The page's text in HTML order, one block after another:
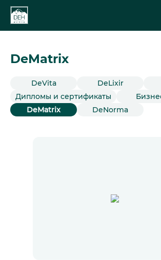
DeMatrix
DeVita DeLixir
Дипломы и сертификаты
DeMatrix
DeNorma